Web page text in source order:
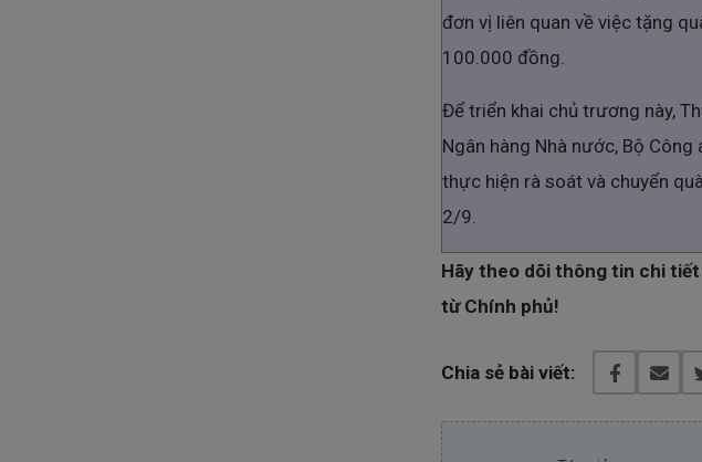
đơn vị liên quan về việc tặng
100.000 đồng.
Để triển khai chủ trương này,
Ngân hàng Nhà nước, Bộ
thực hiện rà soát và chuyển
2/9.
Hãy theo dõi thông tin chi
từ Chính phủ!
Chia sẻ bài viết: